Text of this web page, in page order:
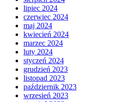
lipiec 2024
czerwiec 2024
maj 2024
kwiecień 2024
marzec 2024
luty 2024
styczeń 2024
grudzień 2023
listopad 2023
październik 2023
wrzesień 2023